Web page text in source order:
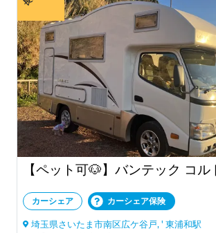
カーシェア カーシェア保険
埼玉県さいたま市南区広ケ谷戸, ' 東浦和駅